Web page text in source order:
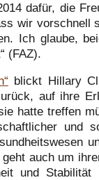
dafür, die
wir vorschnell
Ich glaube,
(FAZ).
blickt Hillary
auf ihre
hatte treffen
und
auch um
und